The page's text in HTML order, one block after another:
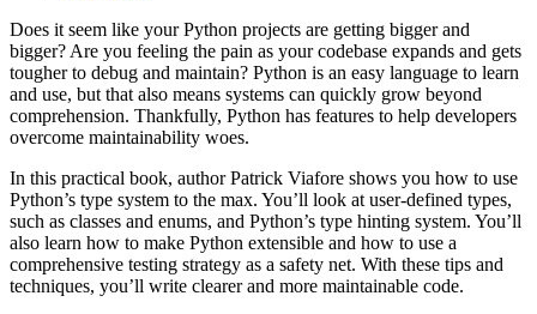
Does it seem like your Python projects are getting bigger and
bigger? Are you feeling the pain as your codebase expands and gets
tougher to debug and maintain? Python is an easy language to learn
and use, but that also means systems can quickly grow beyond
comprehension. Thankfully, Python has features to help developers
overcome maintainability woes.
In this practical book, author Patrick Viafore shows you how to use
Python’s type system to the max. You’ll look at user-defined types,
such as classes and enums, and Python’s type hinting system. You’ll
also learn how to make Python extensible and how to use a
comprehensive testing strategy as a safety net. With these tips and
techniques, you’ll write clearer and more maintainable code.